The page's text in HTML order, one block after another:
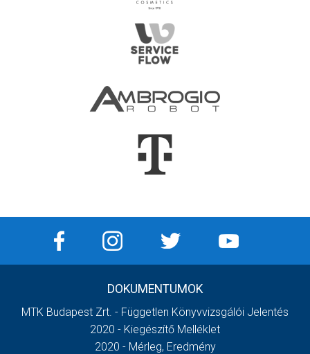
DOKUMENTUMOK
MTK Budapest Zrt. - Független Könyvvizsgálói Jelentés
2020 - Kiegészítő Melléklet
2020 - Mérleg, Eredmény